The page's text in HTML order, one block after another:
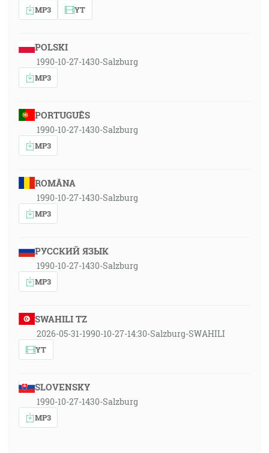
MP3 YT
POLSKI
1990-10-27-1430-Salzburg
MP3
PORTUGUÊS
1990-10-27-1430-Salzburg
MP3
ROMÂNA
1990-10-27-1430-Salzburg
MP3
РУССКИЙ ЯЗЫК
1990-10-27-1430-Salzburg
MP3
SWAHILI TZ
2026-05-31-1990-10-27-14:30-Salzburg-SWAHILI
YT
SLOVENSKY
1990-10-27-1430-Salzburg
MP3